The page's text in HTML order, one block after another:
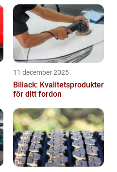
11 december 2025
Billack: Kvalitetsprodukter
för ditt fordon